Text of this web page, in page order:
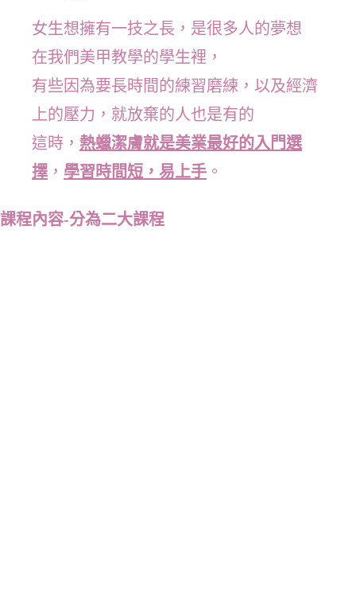
女生想擁有一技之長，是很多人的夢想
在我們美甲教學的學生裡，
有些因為要長時間的練習磨練，以及經濟
上的壓力，就放棄的人也是有的
這時， 熱蠟潔膚就是美業最好的入門選
擇 ， 學習時間短，易上手 。
課程內容-分為二大課程